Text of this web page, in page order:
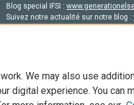
Blog special IFSI :
Suivez notre actualité sur notre blog :
We may also use
digital experience. You can